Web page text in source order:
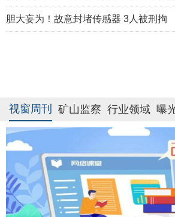
胆大妄为！故意封堵传感器 3人被刑拘
视窗周刊 矿山监察 行业领域 曝